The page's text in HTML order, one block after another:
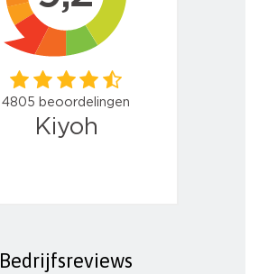
Bedrijfsreviews